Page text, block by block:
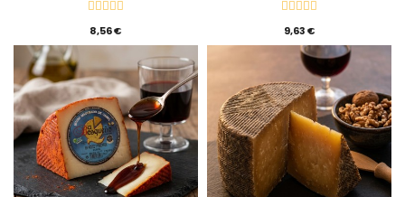
8,56 € 9,63 €